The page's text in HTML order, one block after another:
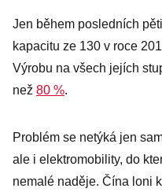
Jen během posledních
kapacitu ze 130 v roce
Výrobu na všech jejích
než 80 %.
Problém se netýká jen
ale i elektromobility, do
nemalé naděje. Čína loni